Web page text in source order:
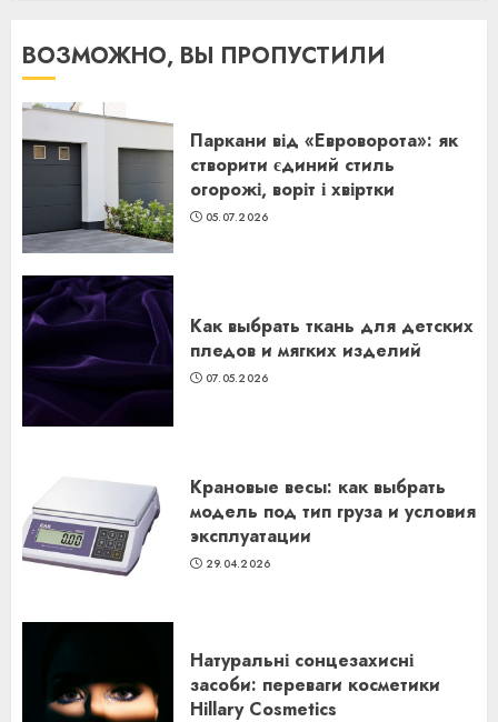
ВОЗМОЖНО, ВЫ ПРОПУСТИЛИ
Паркани від «Евроворота»: як
створити єдиний стиль
огорожі, воріт і хвіртки
05.07.2026
Как выбрать ткань для детских
пледов и мягких изделий
07.05.2026
Крановые весы: как выбрать
модель под тип груза и условия
эксплуатации
29.04.2026
Натуральні сонцезахисні
засоби: переваги косметики
Hillary Cosmetics